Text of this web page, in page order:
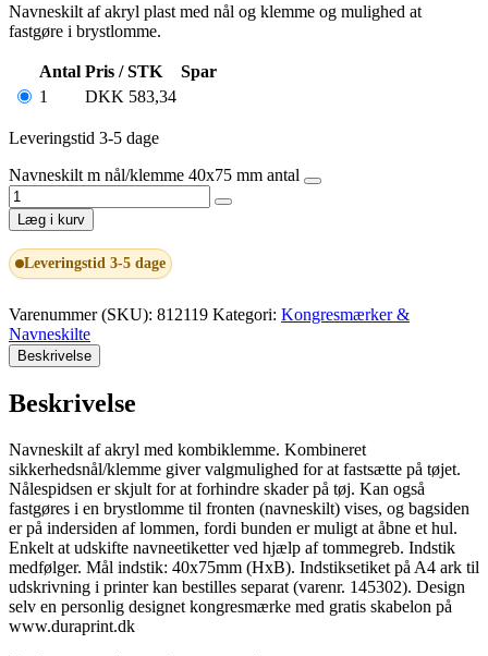
Navneskilt af akryl plast med nål og klemme og mulighed at
fastgøre i brystlomme.
Antal Pris / STK
Spar
1
DKK 583,34
Leveringstid 3-5 dage
Navneskilt m nål/klemme 40x75 mm antal
Læg i kurv
Leveringstid 3-5 dage
Varenummer (SKU): 812119 Kategori: Kongresmærker &
Navneskilte
Beskrivelse
Beskrivelse
Navneskilt af akryl med kombiklemme. Kombineret
sikkerhedsnål/klemme giver valgmulighed for at fastsætte på tøjet.
Nålespidsen er skjult for at forhindre skader på tøj. Kan også
fastgøres i en brystlomme til fronten (navneskilt) vises, og bagsiden
er på indersiden af lommen, fordi bunden er muligt at åbne et hul.
Enkelt at udskifte navneetiketter ved hjælp af tommegreb. Indstik
medfølger. Mål indstik: 40x75mm (HxB). Indstiksetiket på A4 ark til
udskrivning i printer kan bestilles separat (varenr. 145302). Design
selv en personlig designet kongresmærke med gratis skabelon på
www.duraprint.dk